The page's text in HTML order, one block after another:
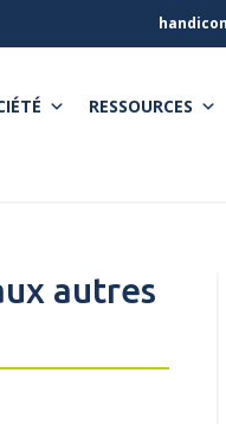
RESSOURCES
autres